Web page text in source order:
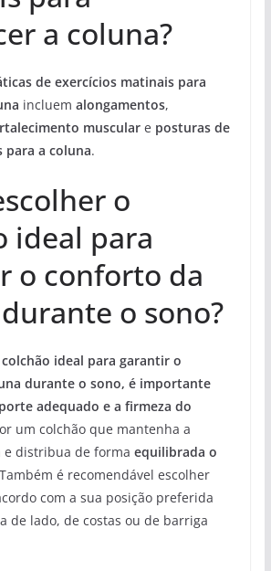
a coluna?
de exercícios matinais para
incluem alongamentos,
musculare posturas de
para a coluna.
o
ideal para
o conforto da
o sono?
ideal para garantir o
durante o sono, é importante
adequado e a firmeza do
um colchão que mantenha a
e distribua de forma equilibrada o
é recomendável escolher
com a sua posição preferida
de lado, de costas ou de barriga